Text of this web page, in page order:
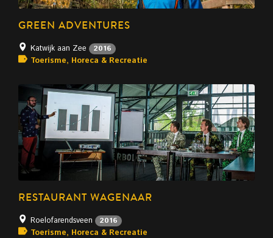
GREEN ADVENTURES
Katwijk aan Zee 2016
Toerisme, Horeca & Recreatie
RESTAURANT WAGENAAR
Roelofarendsveen 2016
Toerisme, Horeca & Recreatie